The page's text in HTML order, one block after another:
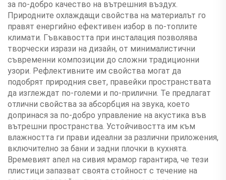
за по-добро качество на вътрешния въздух.
Природните охлаждащи свойства на материалът го
правят енергийно ефективен избор в по-топлите
климати. Гъвкавостта при инсталация позволява
творчески изрази на дизайн, от минималистични
съвременни композиции до сложни традиционни
узори. Рефлективните им свойства могат да
подобрят природния свет, правейки пространствата
да изглеждат по-големи и по-прилични. Те предлагат
отлични свойства за абсорбция на звука, което
допринася за по-добро управление на акустика във
вътрешни пространства. Устойчивостта им към
влажността ги прави идеални за различни приложения,
включително за бани и задни плочки в кухнята.
Времевият апел на сивия мрамор гарантира, че тези
плистици запазват своята стойност с течение на